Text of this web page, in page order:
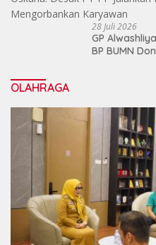
28 Juli 2026
GP
BP BUMN
OLAHRAGA